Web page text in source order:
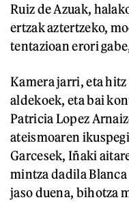
Ruiz de Azuak,
ertzak aztertzeko,
tentazioan erori
Kamera jarri, eta
aldekoek, eta bai
Patricia Lopez
ateismoaren
Garcesek, Iñaki
mintza dadila Blanca
jaso duena, bihotza